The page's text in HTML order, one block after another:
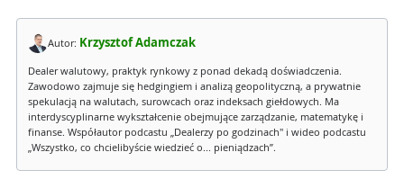
Autor: Krzysztof Adamczak
Dealer walutowy, praktyk rynkowy z ponad dekadą doświadczenia.
Zawodowo zajmuje się hedgingiem i analizą geopolityczną, a prywatnie
spekulacją na walutach, surowcach oraz indeksach giełdowych. Ma
interdyscyplinarne wykształcenie obejmujące zarządzanie, matematykę i
finanse. Współautor podcastu „Dealerzy po godzinach" i wideo podcastu
„Wszystko, co chcielibyście wiedzieć o... pieniądzach”.